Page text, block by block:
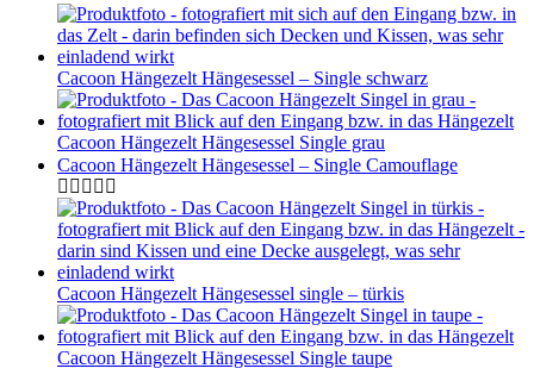
Cacoon Hängezelt Hängesessel – Single schwarz
Cacoon Hängezelt Hängesessel Single grau
Cacoon Hängezelt Hängesessel – Single Camouflage
Cacoon Hängezelt Hängesessel single – türkis
Cacoon Hängezelt Hängesessel Single taupe